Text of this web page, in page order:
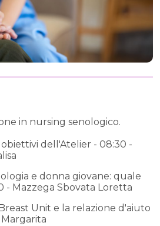
in nursing senologico.
dell'Atelier - 08:30 -
e donna giovane: quale
- Mazzega Sbovata Loretta
Unit e la relazione d'aiuto
Margarita